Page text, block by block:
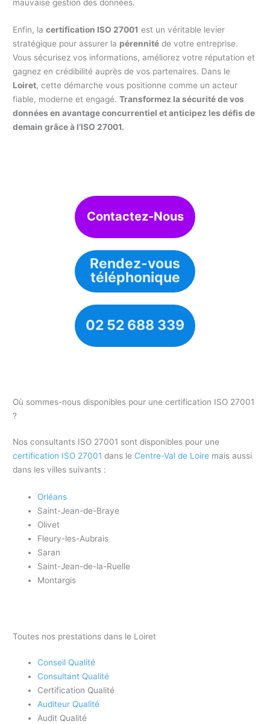
mauvaise gestion des données.
Enfin, lacertification ISO 27001 est un véritable levier
stratégique pour assurer la pérennité de votre entreprise.
Vous sécurisez vos informations, améliorez votre réputation et
gagnez en crédibilité auprès de vos partenaires. Dans le
Loiret, cette démarche vous positionne comme un acteur
fiable, moderne et engagé.Transformez la sécurité de vos
données en avantage concurrentiel et anticipez les défis de
demain grâce à l’ISO 27001.
Contactez-Nous
Rendez-vous
téléphonique
02 52 688 339
Où sommes-nous disponibles pour une certification ISO 27001
?
Nos consultants ISO 27001 sont disponibles pour une
certification ISO 27001 dans le Centre-Val de Loire mais aussi
dans les villes suivants :
Orléans
Saint-Jean-de-Braye
Olivet
Fleury-les-Aubrais
Saran
Saint-Jean-de-la-Ruelle
Montargis
Toutes nos prestations dans le Loiret
Conseil Qualité
Consultant Qualité
Certification Qualité
Auditeur Qualité
Audit Qualité